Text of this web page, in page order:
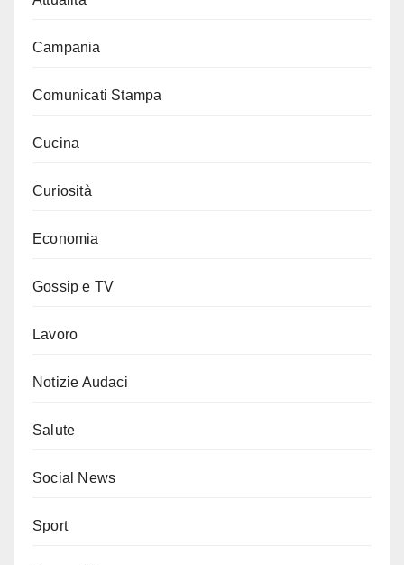
Campania
Comunicati Stampa
Cucina
Curiosità
Economia
Gossip e TV
Lavoro
Notizie Audaci
Salute
Social News
Sport